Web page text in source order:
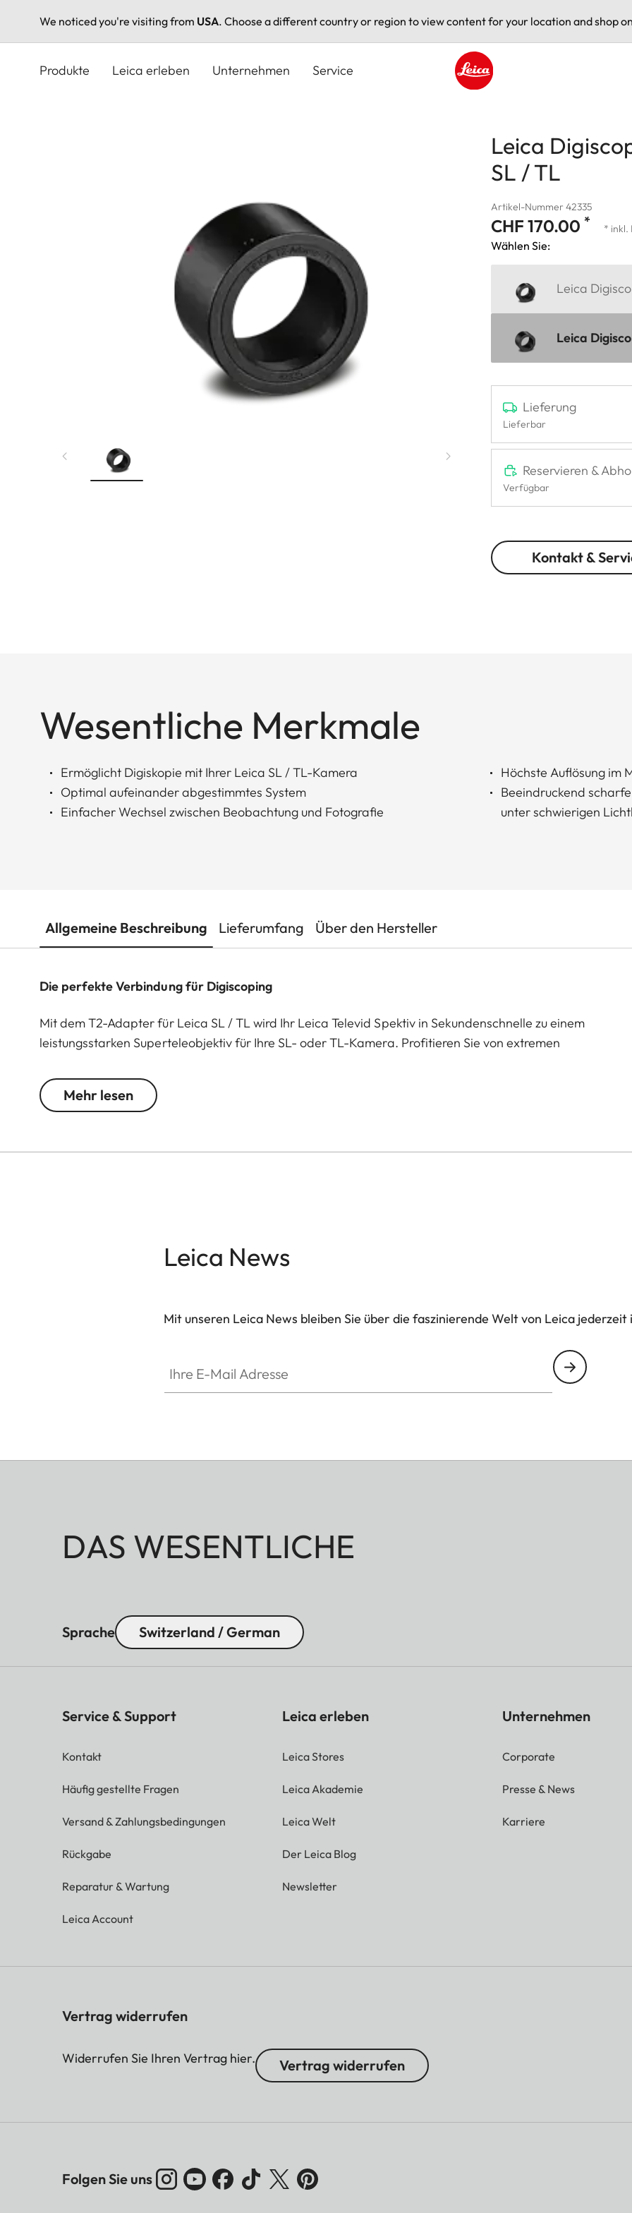
We noticed you're visiting from USA. Choose a different country or region to view content for your location and shop
Produkte Leica erleben Unternehmen Service
Leica
SL / TL
Artikel-Nummer 42335
CHF 170.00 * * inkl.
Wählen Sie:
Leica
Leica
Lieferung
Lieferbar
Reservieren &
Verfügbar
Kontakt &
Wesentliche Merkmale
Ermöglicht Digiskopie mit Ihrer Leica SL / TL-Kamera
Optimal aufeinander abgestimmtes System
Einfacher Wechsel zwischen Beobachtung und Fotografie
Höchste Auflösung im
Beeindruckend
unter schwierigen
Allgemeine Beschreibung Lieferumfang Über den Hersteller
Die perfekte Verbindung für Digiscoping
Mit dem T2-Adapter für Leica SL / TL wird Ihr Leica Televid Spektiv in Sekundenschnelle zu einem
leistungsstarken Superteleobjektiv für Ihre SL- oder TL-Kamera. Profitieren Sie von extremen
für Natur- und Tierfotografie. Dank seiner robusten Bauweise und kompakten Form ist der Adapter der
perfekte Begleiter für anspruchsvolle Einsätze unterwegs. Maximale Vielseitigkeit, minimale
Mehr lesen
Leica News
Mit unseren Leica News bleiben Sie über die faszinierende Welt von Leica
DAS WESENTLICHE
Sprache Switzerland / German
Service & Support
Kontakt
Häufig gestellte Fragen
Versand & Zahlungsbedingungen
Rückgabe
Reparatur & Wartung
Leica Account
Leica erleben
Leica Stores
Leica Akademie
Leica Welt
Der Leica Blog
Newsletter
Unternehmen
Corporate
Presse & News
Karriere
Vertrag widerrufen
Widerrufen Sie Ihren Vertrag hier. Vertrag widerrufen
Folgen Sie uns